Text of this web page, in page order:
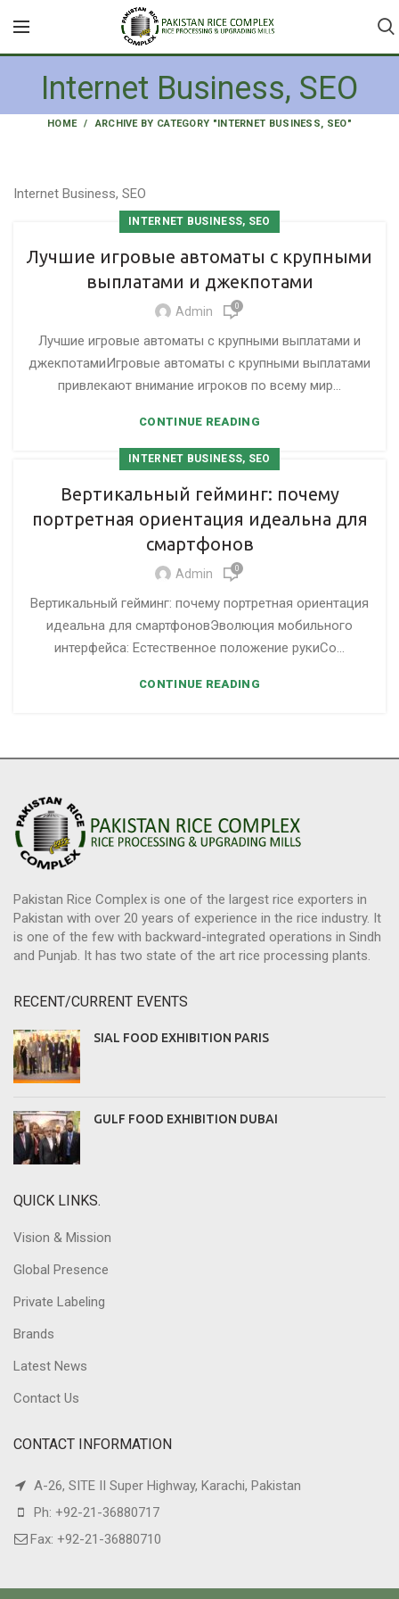
Internet Business, SEO
HOME ARCHIVE BY CATEGORY "INTERNET BUSINESS, SEO"
Internet Business, SEO
INTERNET BUSINESS, SEO
Лучшие игровые автоматы с крупными
выплатами и джекпотами
Admin 0
Лучшие игровые автоматы с крупными выплатами и
джекпотамиИгровые автоматы с крупными выплатами
привлекают внимание игроков по всему мир...
CONTINUE READING
INTERNET BUSINESS, SEO
Вертикальный гейминг: почему
портретная ориентация идеальна для
смартфонов
Admin 0
Вертикальный гейминг: почему портретная ориентация
идеальна для смартфоновЭволюция мобильного
интерфейса: Естественное положение рукиСо...
CONTINUE READING
Pakistan Rice Complex is one of the largest rice exporters in
Pakistan with over 20 years of experience in the rice industry. It
is one of the few with backward-integrated operations in Sindh
and Punjab. It has two state of the art rice processing plants.
RECENT/CURRENT EVENTS
SIAL FOOD EXHIBITION PARIS
GULF FOOD EXHIBITION DUBAI
QUICK LINKS.
Vision & Mission
Global Presence
Private Labeling
Brands
Latest News
Contact Us
CONTACT INFORMATION
A-26, SITE II Super Highway, Karachi, Pakistan
Ph: +92-21-36880717
Fax: +92-21-36880710